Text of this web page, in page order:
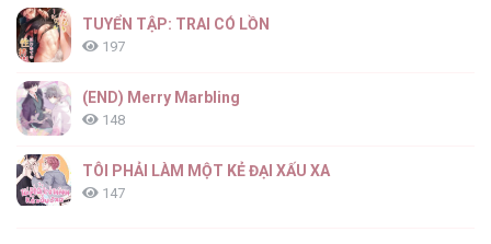
TUYỂN TẬP: TRAI CÓ LỒN
197
(END) Merry Marbling
148
TÔI PHẢI LÀM MỘT KẺ ĐẠI XẤU XA
147